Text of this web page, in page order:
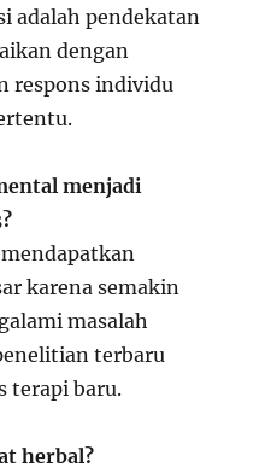
adalah pendekatan
dengan
respons individu
menjadi
karena semakin
masalah
terbaru
terapi baru.
herbal?